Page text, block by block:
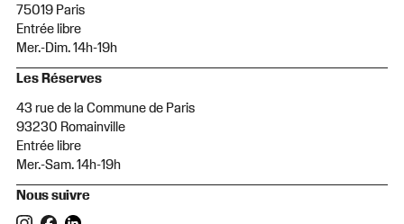
75019 Paris
Entrée libre
Mer.-Dim. 14h-19h
Les Réserves
43 rue de la Commune de Paris
93230 Romainville
Entrée libre
Mer.-Sam. 14h-19h
Nous suivre